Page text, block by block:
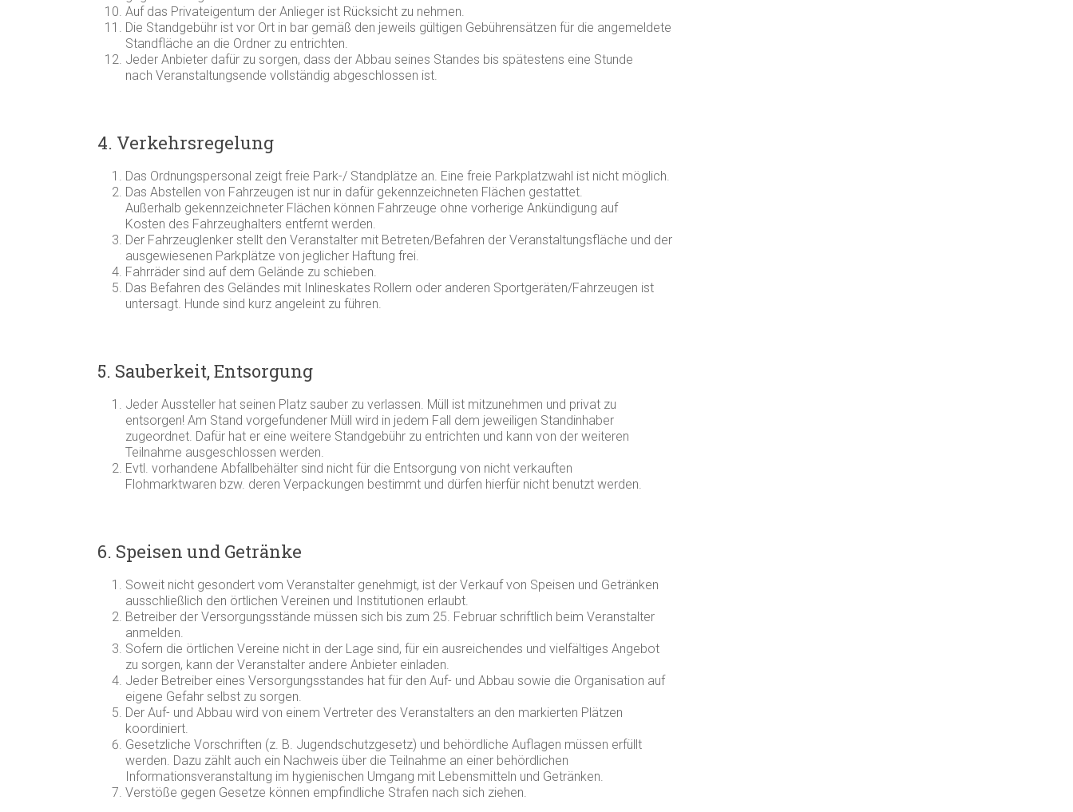
Auf das Privateigentum der Anlieger ist Rücksicht zu nehmen.
Die Standgebühr ist vor Ort in bar gemäß den jeweils gültigen Gebührensätzen für die angemeldete
Standfläche an die Ordner zu entrichten.
Jeder Anbieter dafür zu sorgen, dass der Abbau seines Standes bis spätestens eine Stunde
nach Veranstaltungsende vollständig abgeschlossen ist.
4. Verkehrsregelung
Das Ordnungspersonal zeigt freie Park-/ Standplätze an. Eine freie Parkplatzwahl ist nicht möglich.
Das Abstellen von Fahrzeugen ist nur in dafür gekennzeichneten Flächen gestattet.
Außerhalb gekennzeichneter Flächen können Fahrzeuge ohne vorherige Ankündigung auf
Kosten des Fahrzeughalters entfernt werden.
Der Fahrzeuglenker stellt den Veranstalter mit Betreten/Befahren der Veranstaltungsfläche und der
ausgewiesenen Parkplätze von jeglicher Haftung frei.
Fahrräder sind auf dem Gelände zu schieben.
Das Befahren des Geländes mit Inlineskates Rollern oder anderen Sportgeräten/Fahrzeugen ist
untersagt. Hunde sind kurz angeleint zu führen.
5. Sauberkeit, Entsorgung
Jeder Aussteller hat seinen Platz sauber zu verlassen. Müll ist mitzunehmen und privat zu
entsorgen! Am Stand vorgefundener Müll wird in jedem Fall dem jeweiligen Standinhaber
zugeordnet. Dafür hat er eine weitere Standgebühr zu entrichten und kann von der weiteren
Teilnahme ausgeschlossen werden.
Evtl. vorhandene Abfallbehälter sind nicht für die Entsorgung von nicht verkauften
Flohmarktwaren bzw. deren Verpackungen bestimmt und dürfen hierfür nicht benutzt werden.
6. Speisen und Getränke
Soweit nicht gesondert vom Veranstalter genehmigt, ist der Verkauf von Speisen und Getränken
ausschließlich den örtlichen Vereinen und Institutionen erlaubt.
Betreiber der Versorgungsstände müssen sich bis zum 25. Februar schriftlich beim Veranstalter
anmelden.
Sofern die örtlichen Vereine nicht in der Lage sind, für ein ausreichendes und vielfältiges Angebot
zu sorgen, kann der Veranstalter andere Anbieter einladen.
Jeder Betreiber eines Versorgungsstandes hat für den Auf- und Abbau sowie die Organisation auf
eigene Gefahr selbst zu sorgen.
Der Auf- und Abbau wird von einem Vertreter des Veranstalters an den markierten Plätzen
koordiniert.
Gesetzliche Vorschriften (z. B. Jugendschutzgesetz) und behördliche Auflagen müssen erfüllt
werden. Dazu zählt auch ein Nachweis über die Teilnahme an einer behördlichen
Informationsveranstaltung im hygienischen Umgang mit Lebensmitteln und Getränken.
Verstöße gegen Gesetze können empfindliche Strafen nach sich ziehen.